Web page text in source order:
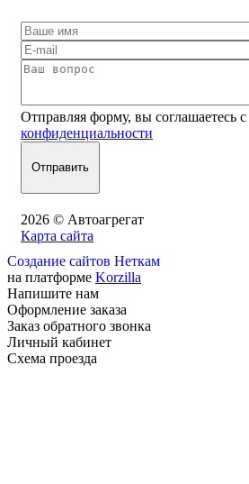
Отправляя форму, вы соглашаетесь с
конфиденциальности
2026 © Автоагрегат
Карта сайта
Создание сайтов Неткам
на платформе Korzilla
Напишите нам
Оформление заказа
Заказ обратного звонка
Личный кабинет
Схема проезда